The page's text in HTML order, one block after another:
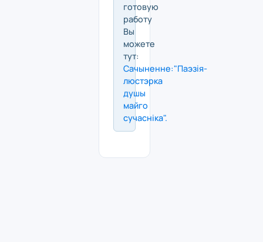
готовую
работу
Вы
можете
тут:
Сачыненне:"Паэзiя-
люстэрка
душы
майго
сучаснiка".